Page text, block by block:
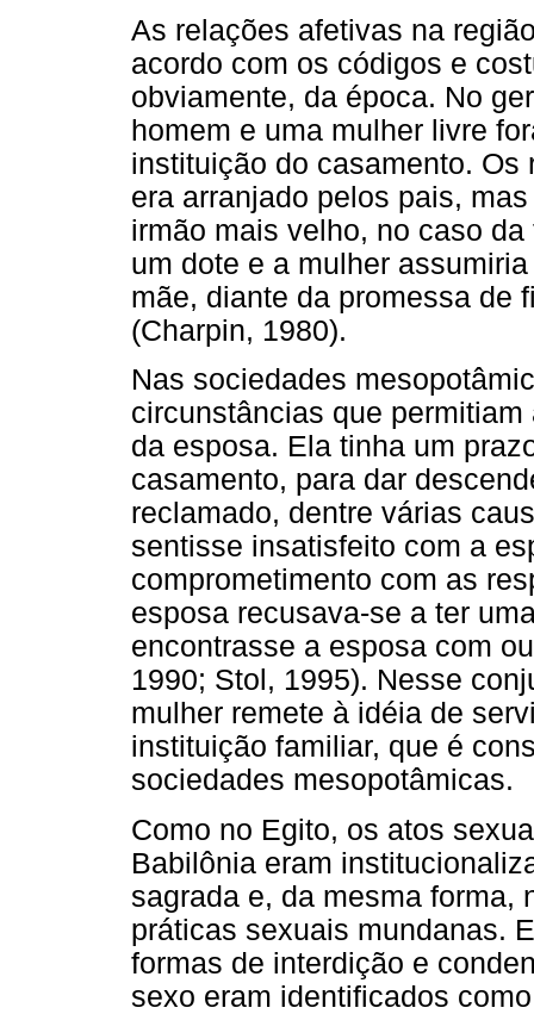
As relações afetivas na
acordo com os códigos e
obviamente, da época. No
homem e uma mulher livre
instituição do casamento.
era arranjado pelos pais,
irmão mais velho, no caso
um dote e a mulher
mãe, diante da promessa de
(Charpin, 1980).
Nas sociedades
circunstâncias que
da esposa. Ela tinha um
casamento, para dar
reclamado, dentre várias
sentisse insatisfeito com a
comprometimento com as
esposa recusava-se a ter
encontrasse a esposa com
1990; Stol, 1995). Nesse
mulher remete à idéia de
instituição familiar, que é
sociedades mesopotâmicas.
Como no Egito, os atos
Babilônia eram
sagrada e, da mesma forma,
práticas sexuais mundanas.
formas de interdição e
sexo eram identificados